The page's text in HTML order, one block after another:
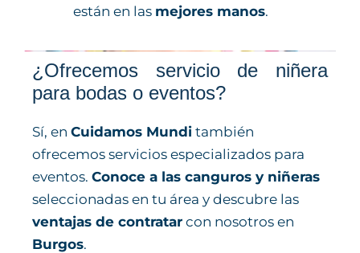
están en las mejores manos.
¿Ofrecemos servicio de niñera
para bodas o eventos?
Sí, en Cuidamos Mundi también
ofrecemos servicios especializados para
eventos. Conoce a las canguros y niñeras
seleccionadas en tu área y descubre las
ventajas de contratar con nosotros en
Burgos.